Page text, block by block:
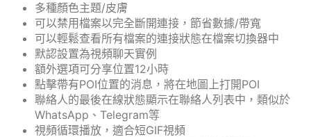
多種顏色主題/皮膚
可以禁用檔案以完全斷開連接，節省數據/帶寬
可以輕鬆查看所有檔案的連接狀態在檔案切換器中
默認設置為視頻聊天實例
額外選項可分享位置12小時
點擊帶有POI位置的消息，將在地圖上打開POI
聯絡人的最後在線狀態顯示在聯絡人列表中，類似於
WhatsApp、Telegram等
視頻循環播放，適合短GIF視頻